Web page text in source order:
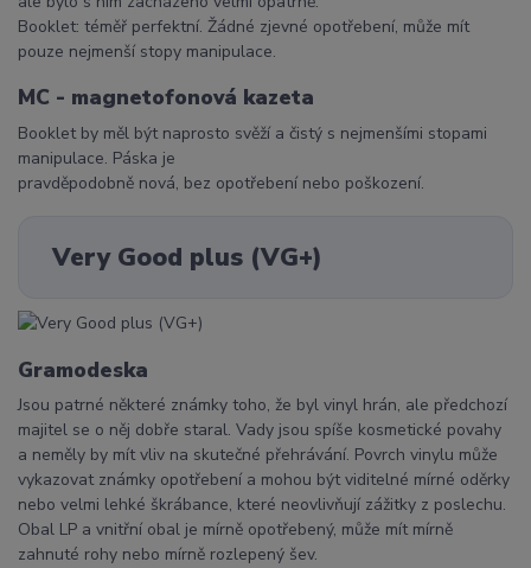
Booklet: téměř perfektní. Žádné zjevné opotřebení, může mít
pouze nejmenší stopy manipulace.
MC - magnetofonová kazeta
Booklet by měl být naprosto svěží a čistý s nejmenšími stopami
manipulace. Páska je
pravděpodobně nová, bez opotřebení nebo poškození.
Very Good plus (VG+)
Gramodeska
Jsou patrné některé známky toho, že byl vinyl hrán, ale předchozí
majitel se o něj dobře staral. Vady jsou spíše kosmetické povahy
a neměly by mít vliv na skutečné přehrávání. Povrch vinylu může
vykazovat známky opotřebení a mohou být viditelné mírné oděrky
nebo velmi lehké škrábance, které neovlivňují zážitky z poslechu.
Obal LP a vnitřní obal je mírně opotřebený, může mít mírně
zahnuté rohy nebo mírně rozlepený šev.